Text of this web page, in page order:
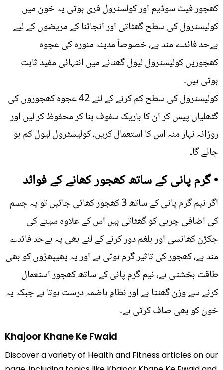
کھجور فیٹ سوڈیم اور کولسٹرول فری ہوتی یہ خون میں
کولیسٹرول کی سطح گھٹاتی اور انجائنا کے مریضوں کے لیے
بےحد فائدے مند ہے، خصوصاً مدینہ منورہ کی عجوہ
کھجوریں کولیسٹرول لیول گھٹانے میں انتہائی مفید ثابت
ہوتی ہیں۔
کولیسٹرول کی سطح کم کرنے کے لئے 42 عجوہ کھجوروں کی
گٹھلیاں پیس کر ان کا باریک سفوف بنا کر محفوظ کر لیں اور
روزانہ نہار منہ اس کا استعمال کریں، کولیسٹرول لیول کم ہو
جائے گا۔
• گرم پانی کے ساتھ کھجور کھانے کے فوائد
اگر نیم گرم پانی کے ساتھ 3 کھجور کھائی جائیں تو یہ جسم
کی اضافی چربی کو گھٹاتی ہیں اس کے علاوہ سینے کی
جکڑن کھانسی اور بلغم دور کرنے کے لئے بھی یہ بےحد فائدے
مند ہے، کھجور کی تاثیر گرم ہوتی ہے اور یہ پھیپھڑوں کو بھی
طاقت بخشتی ہے، نیم گرم پانی کے ساتھ کھجور استعمال
کرنے سے وزن گھٹتا ہے اور نظامِ ہاضمہ درست ہوتا ہے جبکہ یہ
خون کو بھی صاف کرتی ہے۔
Khajoor Khane Ke Fwaid
Discover a variety of Health and Fitness articles on our